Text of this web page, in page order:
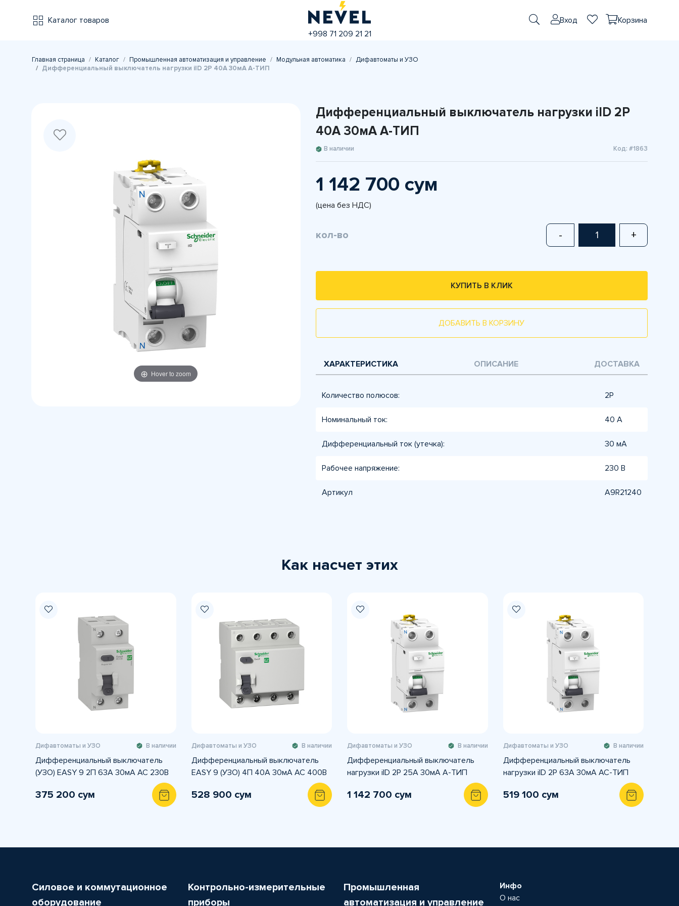
Каталог товаров
+998 71 209 21 21
Вход Корзина
Главная страница Каталог Промышленная автоматизация и управление Модульная автоматика
Дифавтоматы и УЗО
Дифференциальный выключатель нагрузки iID 2P 40A 30мА A-ТИП
Hover to zoom
Дифференциальный выключатель нагрузки iID 2P
40A 30мА A-ТИП
В наличии Код: #1863
1 142 700 сум
(цена без НДС)
кол-во - +
КУПИТЬ В КЛИК
ДОБАВИТЬ В КОРЗИНУ
ХАРАКТЕРИСТИКА ОПИСАНИЕ ДОСТАВКА
Количество полюсов: 2P
Номинальный ток: 40 А
Дифференциальный ток (утечка): 30 мА
Рабочее напряжение: 230 В
Артикул A9R21240
Как насчет этих
Дифавтоматы и УЗО В наличии
Дифференциальный выключатель
(УЗО) EASY 9 2П 63А 30мА AC 230В
375 200 сум
Дифавтоматы и УЗО В наличии
Дифференциальный выключатель
EASY 9 (УЗО) 4П 40A 30мА AC 400В
528 900 сум
Дифавтоматы и УЗО В наличии
Дифференциальный выключатель
нагрузки iID 2P 25A 30мА A-ТИП
1 142 700 сум
Дифавтоматы и УЗО В наличии
Дифференциальный выключатель
нагрузки iID 2P 63A 30мА AC-ТИП
519 100 сум
Силовое и коммутационное
оборудование
Контрольно-измерительные
приборы
Промышленная
автоматизация и управление
Инфо
О нас